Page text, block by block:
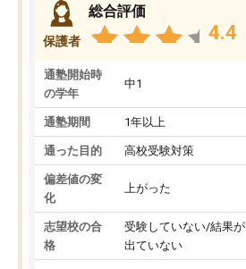
保護者
総合評価
4.4
通塾開始時
の学年
中1
通塾期間 1年以上
通った目的 高校受験対策
偏差値の変
化
上がった
志望校の合
格
受験していない/結果が
出ていない